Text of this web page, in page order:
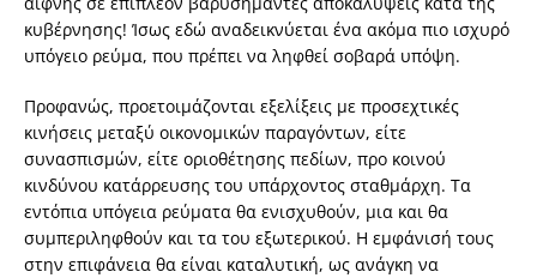
κυβέρνησης! Ίσως εδώ αναδεικνύεται ένα ακόμα πιο ισχυρό
υπόγειο ρεύμα, που πρέπει να ληφθεί σοβαρά υπόψη.
Προφανώς, προετοιμάζονται εξελίξεις με προσεχτικές
κινήσεις μεταξύ οικονομικών παραγόντων, είτε
συνασπισμών, είτε οριοθέτησης πεδίων, προ κοινού
κινδύνου κατάρρευσης του υπάρχοντος σταθμάρχη. Τα
εντόπια υπόγεια ρεύματα θα ενισχυθούν, μια και θα
συμπεριληφθούν και τα του εξωτερικού. Η εμφάνισή τους
στην επιφάνεια θα είναι καταλυτική, ως ανάγκη να